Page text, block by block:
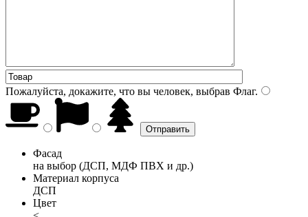
Пожалуйста, докажите, что вы человек, выбрав Флаг.
Фасад
на выбор (ДСП, МДФ ПВХ и др.)
Материал корпуса
ДСП
Цвет